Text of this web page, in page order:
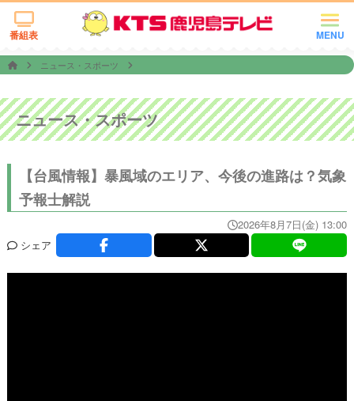
MENU
番組表
ニュース・スポーツ
ニュース・スポーツ
【台風情報】暴風域のエリア、今後の進路は？気象
予報士解説
2026年8月7日(金) 13:00
シェア